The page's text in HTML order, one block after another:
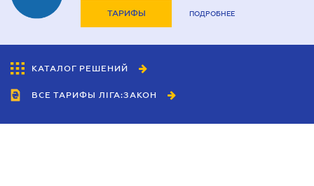
ТАРИФЫ ПОДРОБНЕЕ
КАТАЛОГ РЕШЕНИЙ
ВСЕ ТАРИФЫ ЛІГА:ЗАКОН